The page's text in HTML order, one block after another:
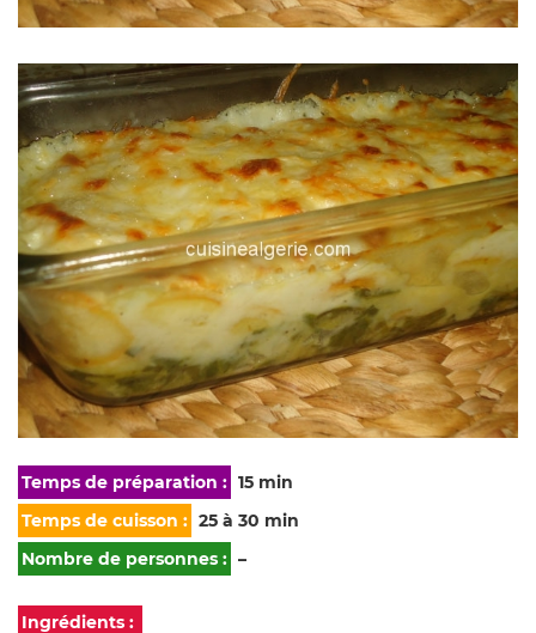
Temps de préparation : 15 min
Temps de cuisson : 25 à 30 min
Nombre de personnes : –
Ingrédients :